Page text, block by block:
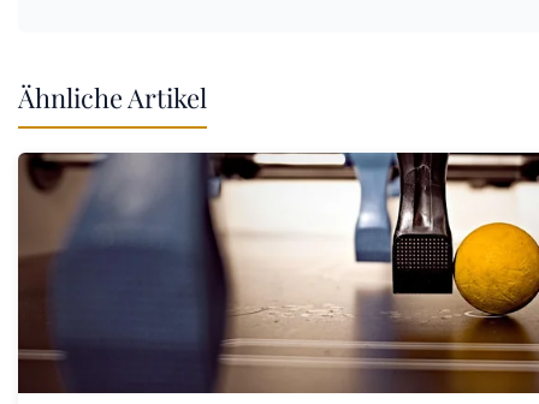
Ähnliche Artikel